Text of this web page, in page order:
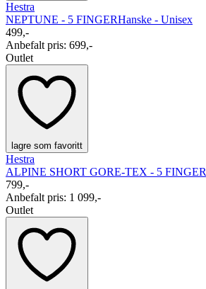
Hestra
NEPTUNE - 5 FINGERHanske - Unisex
499,-
Anbefalt pris: 699,-
Outlet
lagre som favoritt
Hestra
ALPINE SHORT GORE-TEX - 5 FINGER
799,-
Anbefalt pris: 1 099,-
Outlet